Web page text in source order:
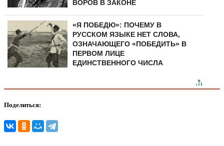
ВОРОВ В ЗАКОНЕ
«Я ПОБЕДЮ»: ПОЧЕМУ В
РУССКОМ ЯЗЫКЕ НЕТ СЛОВА,
ОЗНАЧАЮЩЕГО «ПОБЕДИТЬ» В
ПЕРВОМ ЛИЦЕ
ЕДИНСТВЕННОГО ЧИСЛА
Поделиться: